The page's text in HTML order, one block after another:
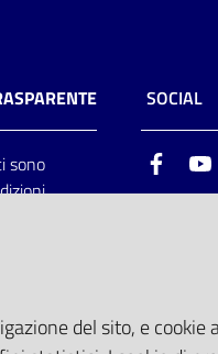
sono
SOCIAL
del sito, e cookie